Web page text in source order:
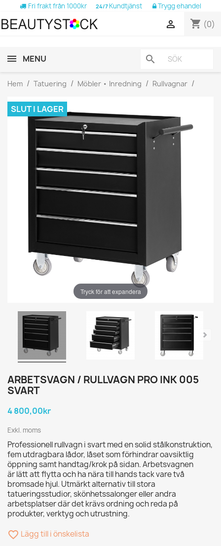
Fri frakt från 1000kr 24/7 Kundtjänst Trygg ehandel
shopping_cart (0)

MENU search
Hem Tatuering Möbler • Inredning Rullvagnar
SLUT I LAGER
Tryck för att expandera
ARBETSVAGN / RULLVAGN PRO INK 005
SVART
4 800,00kr
Exkl. moms
Professionell rullvagn i svart med en solid stålkonstruktion,
fem utdragbara lådor, låset som förhindrar oavsiktlig
öppning samt handtag/krok på sidan. Arbetsvagnen
är lätt att flytta och ha nära till hands tack vare två
bromsade hjul. Utmärkt alternativ till stora
tatueringsstudior, skönhetssalonger eller andra
arbetsplatser där det krävs ordning och reda på
produkter, verktyg och utrustning.
favorite_border Lägg till i önskelista